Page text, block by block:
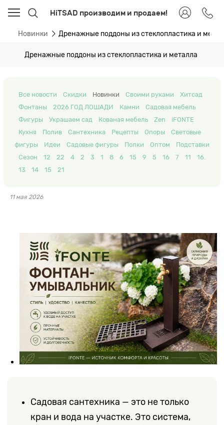
HiTSAD производим и продаем!
Новинки Дренажные поддоны из стеклопластика и
Дренажные поддоны из стеклопластика и металла
Все новости Скидки Новинки Своими руками
Хитсад
Фонтаны
2026 ГОД ЛОШАДИ Камни
Садовая мебель
Фигуры
Украшаем сад Кованая мебель Zen
iFONTE
Кухня
Полив Сантехника Рецепты Опоры
Световые
фигуры
Идеи Садовые фигуры Полки Оптом
Подставки
Сезон
12 22 4 2 3 1 8 6 15 9 5 16 7 11
16.
13
14 15 21
11 мая 2026
Садовая сантехника — это не только
кран и вода на участке. Это система,